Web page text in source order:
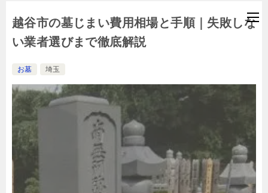
越谷市の墓じまい費用相場と手順｜失敗しな
い業者選びまで徹底解説
お墓 埼玉